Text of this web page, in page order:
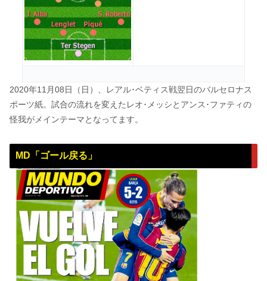
2020年11月08日（日）、レアル･ベティス戦翌日のバルセロナス
ポーツ紙。試合の流れを変えたレオ･メッシとアンス･ファティの
怪我がメインテーマとなってます。
MD「ゴール戻る」